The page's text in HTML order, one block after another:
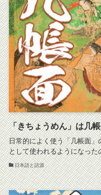
「きちょうめん」は几
日常的によく使う「几帳面
として使われるようになっ
日本語と語源